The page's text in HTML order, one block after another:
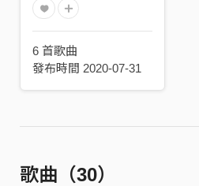
6 首歌曲
發布時間 2020-07-31
歌曲（30）